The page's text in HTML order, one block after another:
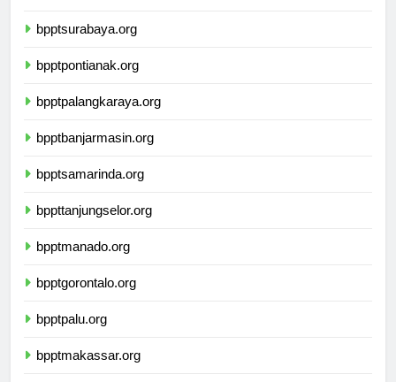
bpptsurabaya.org
bpptpontianak.org
bpptpalangkaraya.org
bpptbanjarmasin.org
bpptsamarinda.org
bppttanjungselor.org
bpptmanado.org
bpptgorontalo.org
bpptpalu.org
bpptmakassar.org